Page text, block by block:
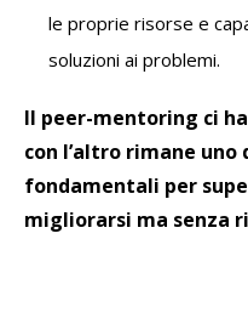
le proprie risorse e
soluzioni ai problemi.
Il peer-mentoring ci
con l’altro rimane
fondamentali per
migliorarsi ma senza